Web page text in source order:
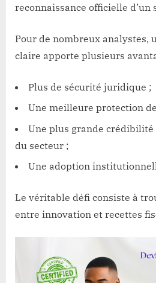
reconnaissance officielle d’un
Pour de nombreux analystes,
claire apporte plusieurs
Plus de sécurité juridique ;
Une meilleure protection
Une plus grande
du secteur ;
Une adoption
Le véritable défi consiste à
entre innovation et recettes